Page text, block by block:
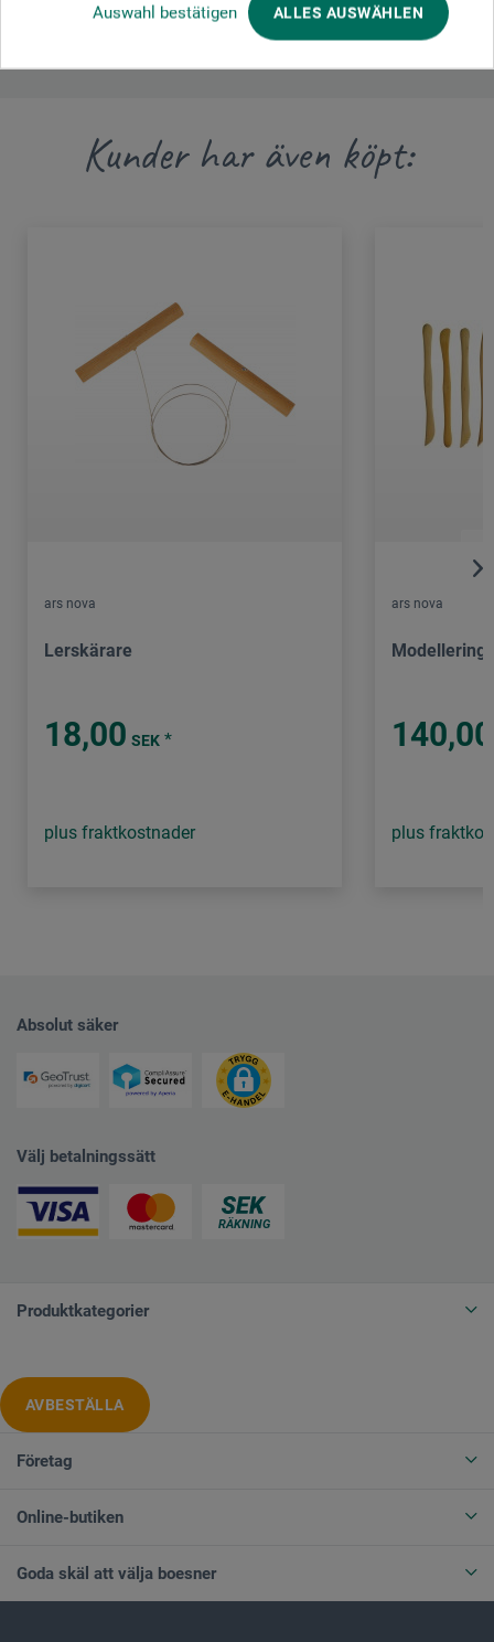
Auswahl bestätigen ALLES AUSWÄHLEN
info.dl@boesner.com
Kunder har även köpt:
ars nova
Lerskärare
18,00 SEK *
plus fraktkostnader
ars nova
140,00
plus
Absolut säker
Välj betalningssätt
Produktkategorier
AVBESTÄLLA
Företag
Online-butiken
Goda skäl att välja boesner